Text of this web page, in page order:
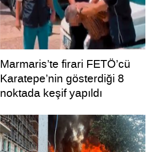
Marmaris’te firari FETÖ’cü
Karatepe’nin gösterdiği 8
noktada keşif yapıldı